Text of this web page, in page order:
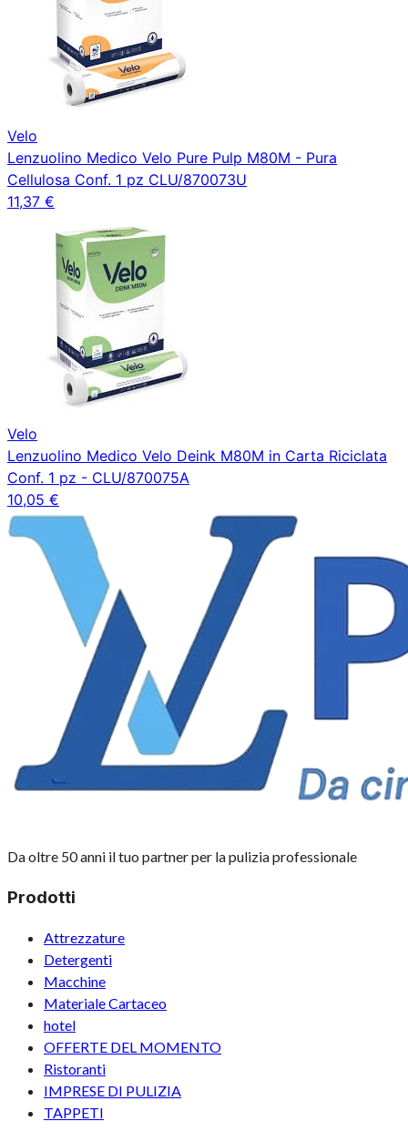
Velo
Lenzuolino Medico Velo Pure Pulp M80M - Pura
Cellulosa Conf. 1 pz CLU/870073U
11,37 €
Velo
Lenzuolino Medico Velo Deink M80M in Carta Riciclata
Conf. 1 pz - CLU/870075A
10,05 €
Da oltre 50 anni il tuo partner per la pulizia professionale
Prodotti
Attrezzature
Detergenti
Macchine
Materiale Cartaceo
hotel
OFFERTE DEL MOMENTO
Ristoranti
IMPRESE DI PULIZIA
TAPPETI